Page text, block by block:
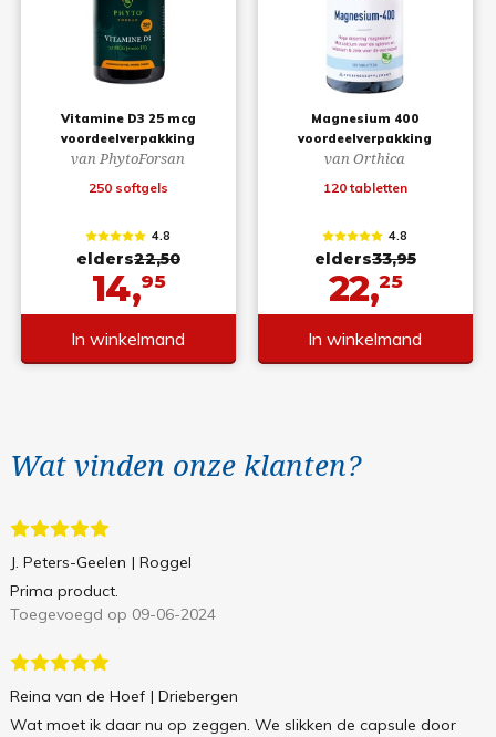
Vitamine D3 25 mcg
voordeelverpakking
van PhytoForsan
250 softgels
4.8
elders22,50
14,95
In winkelmand
Magnesium 400
voordeelverpakking
van Orthica
120 tabletten
4.8
elders33,95
22,25
In winkelmand
Wat vinden onze klanten?
J. Peters-Geelen | Roggel
Prima product.
Toegevoegd op 09-06-2024
Reina van de Hoef | Driebergen
Wat moet ik daar nu op zeggen. We slikken de capsule door